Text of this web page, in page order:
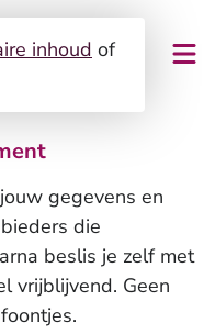
inhoud of
en ontwikkeling
het!
en assessments
gegevens en
die
beslis je zelf met
vrijblijvend. Geen